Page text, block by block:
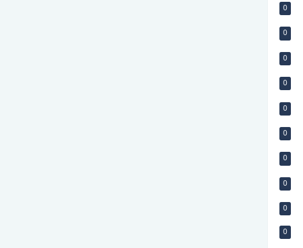
0
0
0
0
0
0
0
0
0
0